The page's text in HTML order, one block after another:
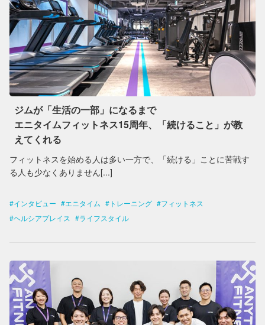
ジムが「生活の一部」になるまで
エニタイムフィットネス15周年、「続けること」が教
えてくれる
フィットネスを始める人は多い一方で、「続ける」ことに苦戦す
る人も少なくありません[...]
インタビュー エニタイム トレーニング
フィットネス
ヘルシアプレイス
ライフスタイル